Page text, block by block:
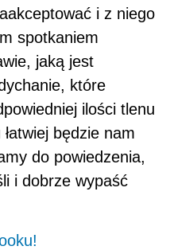
i z niego
spotkaniem
jaką jest
które
ilości tlenu
będzie nam
do powiedzenia,
i dobrze wypaść